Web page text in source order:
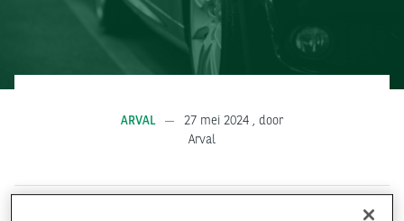
ARVAL 27 mei 2024
, door
Arval
Over Arval